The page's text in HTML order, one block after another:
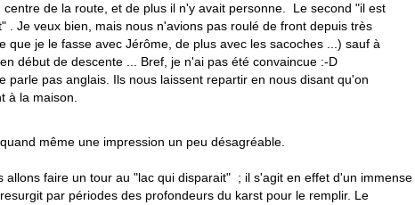
de la route, et de plus il n'y avait personne. Le second "il est
. Je veux bien, mais nous n'avions pas roulé de front depuis très
que je le fasse avec Jérôme, de plus avec les sacoches ...) sauf à
début de descente ... Bref, je n'ai pas été convaincue :-D
parle pas anglais. Ils nous laissent repartir en nous disant qu'on
à la maison.
même une impression un peu désagréable.
allons faire un tour au "lac qui disparait" ; il s'agit en effet d'un immense
par périodes des profondeurs du karst pour le remplir. Le